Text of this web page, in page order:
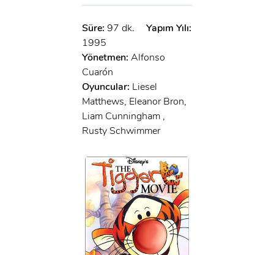
Süre: 97 dk.
Yapım Yılı:
1995
Yönetmen: Alfonso
Cuarón
Oyuncular: Liesel
Matthews, Eleanor Bron,
Liam Cunningham ,
Rusty Schwimmer